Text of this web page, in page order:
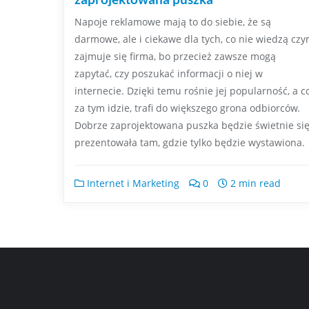
Napoje reklamowe mają to do siebie, że są
darmowe, ale i ciekawe dla tych, co nie wiedzą
zajmuje się firma, bo przecież zawsze mogą
zapytać, czy poszukać informacji o niej w
internecie. Dzięki temu rośnie jej popularność, a
za tym idzie, trafi do większego grona odbiorców.
Dobrze zaprojektowana puszka będzie świetnie się
prezentowała tam, gdzie tylko będzie wystawiona.
Internet i Marketing 0 2 min read